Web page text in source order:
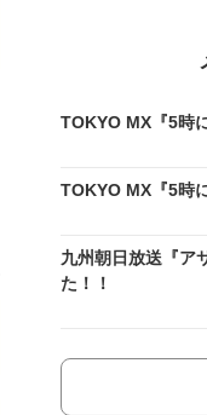
TOKYO MX『5時
TOKYO MX『5時
九州朝日放送『ア
た！！